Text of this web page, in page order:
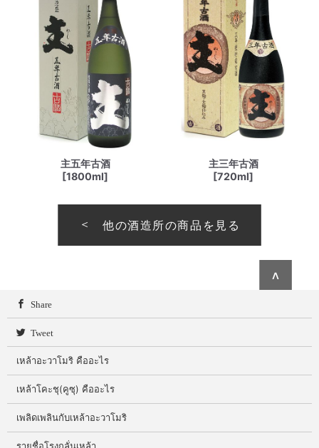
主五年古酒
[1800ml]
主三年古酒
[720ml]
他の酒造所の商品を見る
∧
Share
Tweet
เหล้าอะวาโมริ คืออะไร
เหล้าโคะชุ(คูซุ) คืออะไร
เพลิดเพลินกับเหล้าอะวาโมริ
รายชื่อโรงกลั่นเหล้า